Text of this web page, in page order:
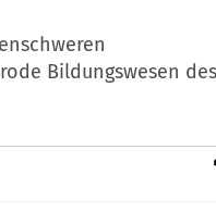
Bildungswesen des